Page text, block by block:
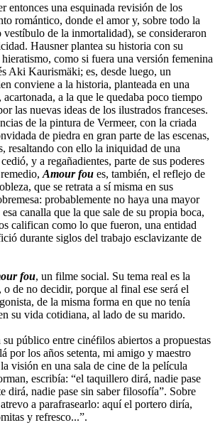
entonces una esquinada revisión de los
romántico, donde el amor y, sobre todo la
vestíbulo de la inmortalidad), se consideraron
Hausner plantea su historia con su
como si fuera una versión femenina
Aki Kaurismäki; es, desde luego, un
conviene a la historia, planteada en una
a la que le quedaba poco tiempo
las nuevas ideas de los ilustrados franceses.
de la pintura de Vermeer, con la criada
de piedra en gran parte de las escenas,
resaltando con ello la iniquidad de una
y a regañadientes, parte de sus poderes
Amour fou es, también, el reflejo de
que se retrata a sí misma en sus
probablemente no haya una mayor
canalla que la que sale de su propia boca,
califican como lo que fueron, una entidad
durante siglos del trabajo esclavizante de
fou, un filme social. Su tema real es la
o de no decidir, porque al final ese será el
de la misma forma en que no tenía
su vida cotidiana, al lado de su marido.
público entre cinéfilos abiertos a propuestas
por los años setenta, mi amigo y maestro
visión en una sala de cine de la película
escribía: “el taquillero dirá, nadie pase
dirá, nadie pase sin saber filosofía”. Sobre
a parafrasearlo: aquí el portero diría,
y refresco...”.